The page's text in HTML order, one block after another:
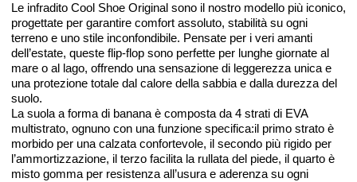
Le infradito Cool Shoe Original sono il nostro modello più iconico,
progettate per garantire comfort assoluto, stabilità su ogni
terreno e uno stile inconfondibile. Pensate per i veri amanti
dell’estate, queste flip-flop sono perfette per lunghe giornate al
mare o al lago, offrendo una sensazione di leggerezza unica e
una protezione totale dal calore della sabbia e dalla durezza del
suolo.
La suola a forma di banana è composta da 4 strati di EVA
multistrato, ognuno con una funzione specifica:il primo strato è
morbido per una calzata confortevole, il secondo più rigido per
l’ammortizzazione, il terzo facilita la rullata del piede, il quarto è
misto gomma per resistenza all’usura e aderenza su ogni